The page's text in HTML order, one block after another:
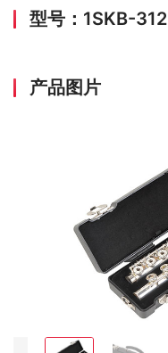
型号：1SKB-312
产品图片